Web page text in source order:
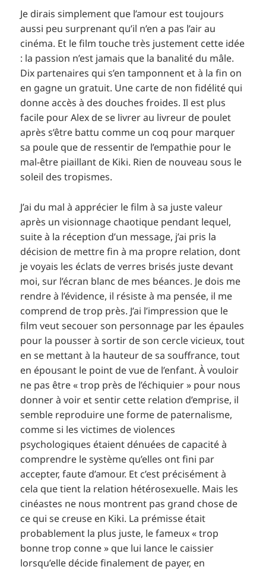
Je dirais simplement que l’amour est toujours
aussi peu surprenant qu’il n’en a pas l’air au
cinéma. Et le film touche très justement cette idée
: la passion n’est jamais que la banalité du mâle.
Dix partenaires qui s’en tamponnent et à la fin on
en gagne un gratuit. Une carte de non fidélité qui
donne accès à des douches froides. Il est plus
facile pour Alex de se livrer au livreur de poulet
après s’être battu comme un coq pour marquer
sa poule que de ressentir de l’empathie pour le
mal-être piaillant de Kiki. Rien de nouveau sous le
soleil des tropismes.
J’ai du mal à apprécier le film à sa juste valeur
après un visionnage chaotique pendant lequel,
suite à la réception d’un message, j’ai pris la
décision de mettre fin à ma propre relation, dont
je voyais les éclats de verres brisés juste devant
moi, sur l’écran blanc de mes béances. Je dois me
rendre à l’évidence, il résiste à ma pensée, il me
comprend de trop près. J’ai l’impression que le
film veut secouer son personnage par les épaules
pour la pousser à sortir de son cercle vicieux, tout
en se mettant à la hauteur de sa souffrance, tout
en épousant le point de vue de l’enfant. À vouloir
ne pas être « trop près de l’échiquier » pour nous
donner à voir et sentir cette relation d’emprise, il
semble reproduire une forme de paternalisme,
comme si les victimes de violences
psychologiques étaient dénuées de capacité à
comprendre le système qu’elles ont fini par
accepter, faute d’amour. Et c’est précisément à
cela que tient la relation hétérosexuelle. Mais les
cinéastes ne nous montrent pas grand chose de
ce qui se creuse en Kiki. La prémisse était
probablement la plus juste, le fameux « trop
bonne trop conne » que lui lance le caissier
lorsqu’elle décide finalement de payer, en